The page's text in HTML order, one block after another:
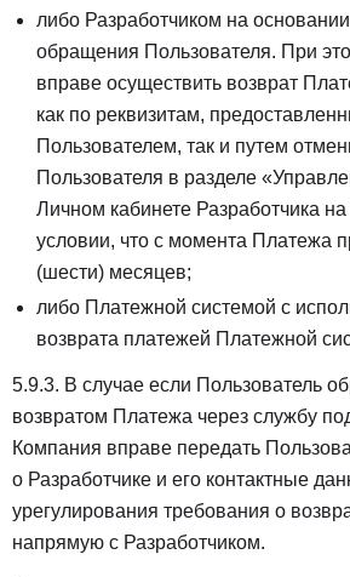
либо Разработчиком на
обращения Пользователя. При
вправе осуществить возврат
как по реквизитам,
Пользователем, так и путем
Пользователя в разделе
Личном кабинете Разработчика
условии, что с момента Платежа
(шести) месяцев;
либо Платежной системой с
возврата платежей Платежной
5.9.3. В случае если Пользователь
возвратом Платежа через службу
Компания вправе передать
о Разработчике и его контактные
урегулирования требования о
напрямую с Разработчиком.